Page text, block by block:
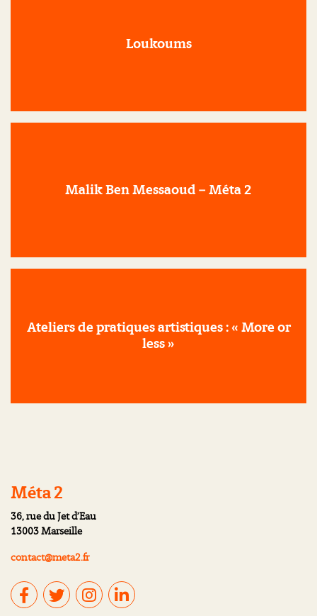
Loukoums
Malik Ben Messaoud – Méta 2
Ateliers de pratiques artistiques : « More or
less »
Méta 2
36, rue du Jet d’Eau
13003 Marseille
contact@meta2.fr